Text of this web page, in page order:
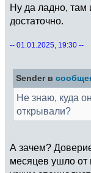
Ну да ладно, там
достаточно.
-- 01.01.2025, 19:30 --
Sender в
Не знаю, куда
открывали?
А зачем?
месяцев ушло от